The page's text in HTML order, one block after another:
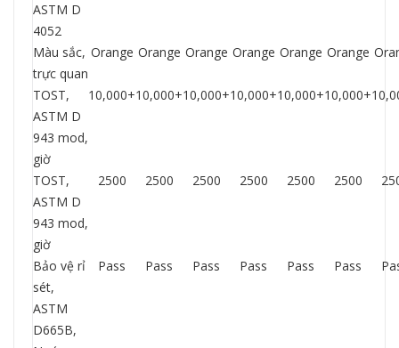
ASTM D
4052
Màu sắc,
trực quan
Orange Orange Orange Orange Orange Orange
TOST,
ASTM D
943 mod,
giờ
10,000+10,000+10,000+10,000+10,000+10,000+
TOST,
ASTM D
943 mod,
giờ
2500 2500 2500 2500 2500 2500
Bảo vệ rỉ
sét,
ASTM
D665B,
Pass Pass Pass Pass Pass Pass